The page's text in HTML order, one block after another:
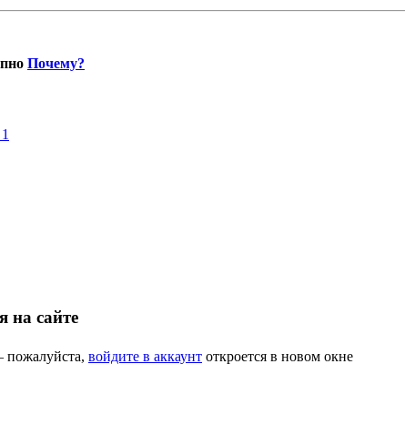
Почему?
на сайте
пожалуйста, войдите в аккаунт откроется в новом окне